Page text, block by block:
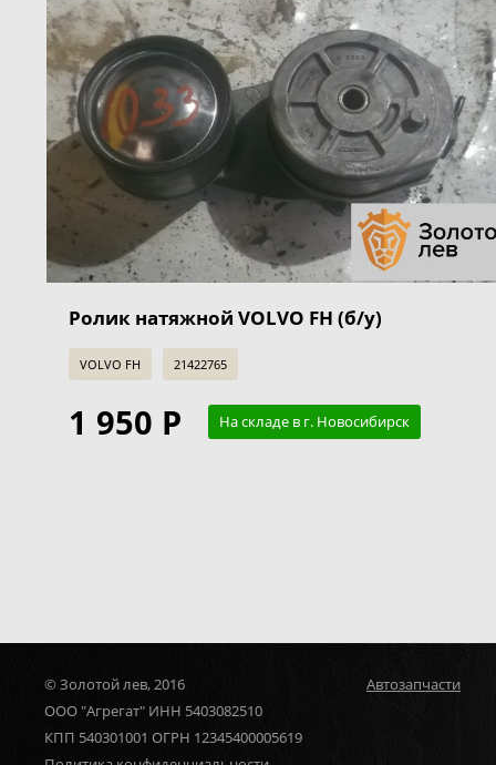
Ролик натяжной VOLVO FH (б/у)
VOLVO FH 21422765
1 950 Р На складе в г. Новосибирск
© Золотой лев, 2016
ООО "Агрегат" ИНН 5403082510
КПП 540301001 ОГРН 12345400005619
Автозапчасти